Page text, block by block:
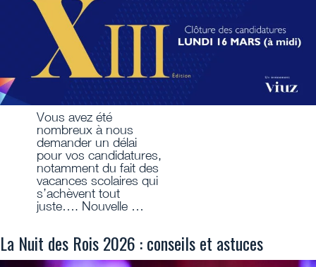
Vous avez été
nombreux à nous
demander un délai
pour vos candidatures,
notamment du fait des
vacances scolaires qui
s’achèvent tout
juste…. Nouvelle …
La Nuit des Rois 2026 : conseils et astuces